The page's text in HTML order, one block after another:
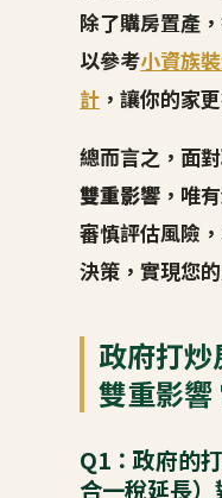
除了購房置產
以參考小資族
計 ，讓你的家
總而言之，面對
雙重影響 ，唯
審慎評估風險
決策，實現您
政府打
雙重影響
Q1：政府的
合一稅延長